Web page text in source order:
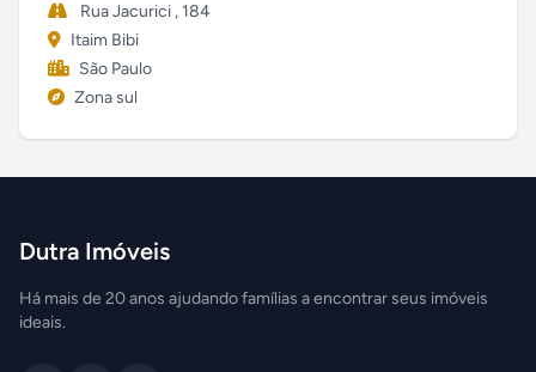
Rua Jacurici , 184
Itaim Bibi
São Paulo
Zona sul
Dutra Imóveis
Há mais de 20 anos ajudando famílias a encontrar seus imóveis
ideais.